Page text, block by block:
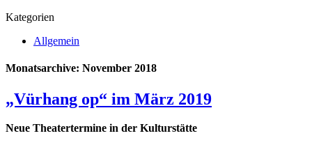
Kategorien
Allgemein
Monatsarchive: November 2018
„Vürhang op“ im März 2019
Neue Theatertermine in der Kulturstätte